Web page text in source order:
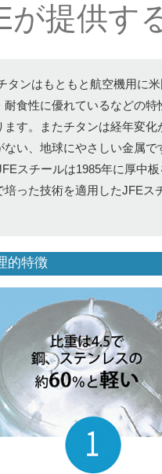
が提供す
タンはもともと航空機用に
耐食性に優れているなどの
ます。またチタンは経年変
ない、地球にやさしい金属で
スチールは1985年に厚中
培った技術を適用したJFEス
的特徴